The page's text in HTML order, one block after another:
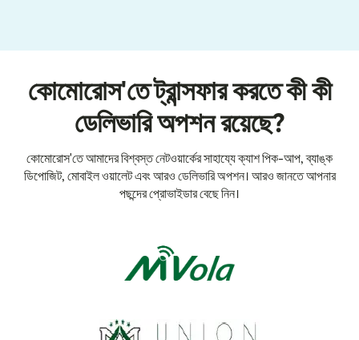
কোমোরোস'তে ট্রান্সফার করতে কী কী
ডেলিভারি অপশন রয়েছে?
কোমোরোস'তে আমাদের বিশ্বস্ত নেটওয়ার্কের সাহায্যে ক্যাশ পিক-আপ, ব্যাঙ্ক
ডিপোজিট, মোবাইল ওয়ালেট এবং আরও ডেলিভারি অপশন। আরও জানতে আপনার
পছন্দের প্রোভাইডার বেছে নিন।